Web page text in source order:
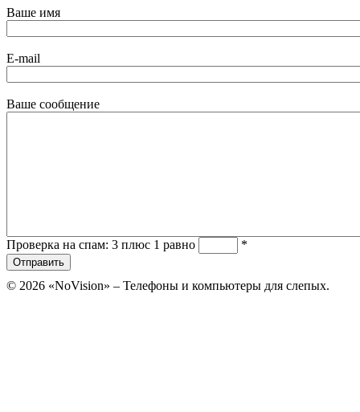
Ваше имя
E-mail
Ваше сообщение
Проверка на спам: 3 плюс 1 равно *
© 2026 «NoVision» – Телефоны и компьютеры для слепых.